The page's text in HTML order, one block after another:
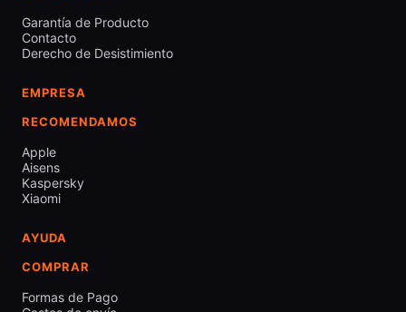
Garantía de Producto
Contacto
Derecho de Desistimiento
EMPRESA
RECOMENDAMOS
Apple
Aisens
Kaspersky
Xiaomi
AYUDA
COMPRAR
Formas de Pago